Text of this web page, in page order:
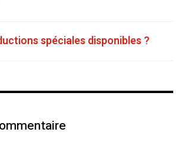
spéciales disponibles ?